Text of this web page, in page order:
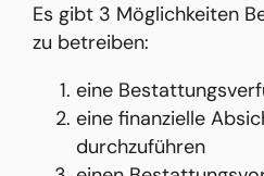
Es gibt 3 Möglichkeiten
zu betreiben:
eine
eine finanzielle
durchzuführen